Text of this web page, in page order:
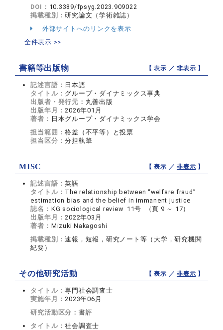
DOI： 10.3389/fpsyg.2023.909022
掲載種別：研究論文（学術雑誌）
外部サイトへのリンクを表示
全件表示 >>
書籍等出版物 【 表示 ／非表示 】
記述言語： 日本語
タイトル： グループ・ダイナミックス事典
出版者・発行元： 丸善出版
出版年月：2026年01月
著者： 日本グループ・ダイナミックス学会
担当範囲：格差（不平等）と投票
担当区分：分担執筆
MISC 【 表示 ／非表示 】
記述言語：英語
タイトル： The relationship between “welfare fraud”
estimation bias and the belief in immanent justice
誌名： KG sociological review 11号 （頁 9 ～ 17）
出版年月：2022年03月
著者： Mizuki Nakagoshi
掲載種別：速報，短報，研究ノート等（大学，研究機関
紀要）
その他研究活動 【 表示 ／非表示 】
タイトル：専門社会調査士
実施年月：2023年06月
研究活動区分： 書評
タイトル：社会調査士